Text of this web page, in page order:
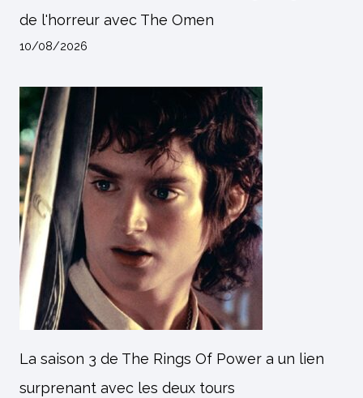
de l'horreur avec The Omen
10/08/2026
La saison 3 de The Rings Of Power a un lien
surprenant avec les deux tours